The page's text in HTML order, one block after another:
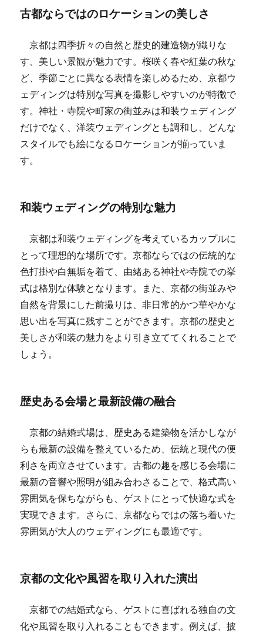
古都ならではのロケーションの美しさ
京都は四季折々の自然と歴史的建造物が織りな
す、美しい景観が魅力です。桜咲く春や紅葉の秋な
ど、季節ごとに異なる表情を楽しめるため、京都ウ
ェディングは特別な写真を撮影しやすいのが特徴で
す。神社・寺院や町家の街並みは和装ウェディング
だけでなく、洋装ウェディングとも調和し、どんな
スタイルでも絵になるロケーションが揃っていま
す。
和装ウェディングの特別な魅力
京都は和装ウェディングを考えているカップルに
とって理想的な場所です。京都ならではの伝統的な
色打掛や白無垢を着て、由緒ある神社や寺院での挙
式は格別な体験となります。また、京都の街並みや
自然を背景にした前撮りは、非日常的かつ華やかな
思い出を写真に残すことができます。京都の歴史と
美しさが和装の魅力をより引き立ててくれることで
しょう。
歴史ある会場と最新設備の融合
京都の結婚式場は、歴史ある建築物を活かしなが
らも最新の設備を整えているため、伝統と現代の便
利さを両立させています。古都の趣を感じる会場に
最新の音響や照明が組み合わさることで、格式高い
雰囲気を保ちながらも、ゲストにとって快適な式を
実現できます。さらに、京都ならではの落ち着いた
雰囲気が大人のウェディングにも最適です。
京都の文化や風習を取り入れた演出
京都での結婚式なら、ゲストに喜ばれる独自の文
化や風習を取り入れることもできます。例えば、披